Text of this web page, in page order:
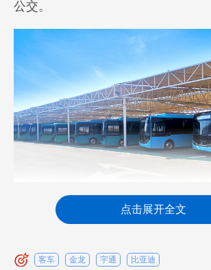
公交。
近两个月中国客车出口小幅波
请看方得网分析报道。
点击展开全文
客车 金龙 宇通 比亚迪